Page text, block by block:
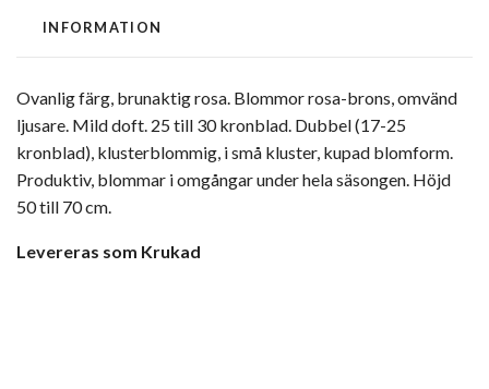
INFORMATION
Ovanlig färg, brunaktig rosa. Blommor rosa-brons, omvänd
ljusare. Mild doft. 25 till 30 kronblad. Dubbel (17-25
kronblad), klusterblommig, i små kluster, kupad blomform.
Produktiv, blommar i omgångar under hela säsongen. Höjd
50 till 70 cm.
Levereras som Krukad